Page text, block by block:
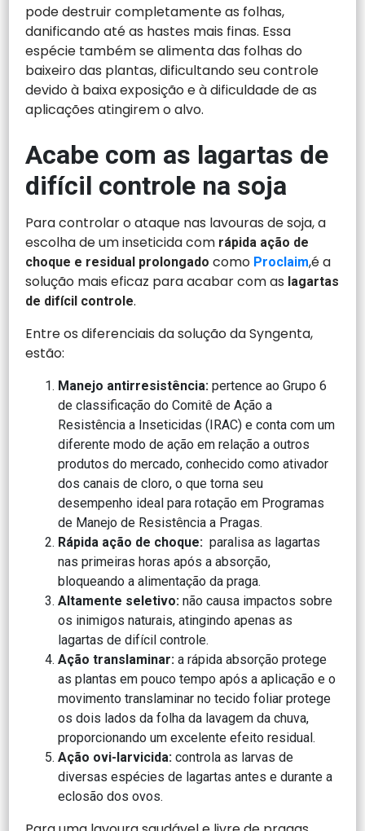
pode destruir completamente as folhas,
danificando até as hastes mais finas. Essa
espécie também se alimenta das folhas do
baixeiro das plantas, dificultando seu controle
devido à baixa exposição e à dificuldade de as
aplicações atingirem o alvo.
Acabe com as lagartas de
difícil controle na soja
Para controlar o ataque nas lavouras de soja, a
escolha de um inseticida com rápida ação de
choque e residual prolongadocomo Proclaim,é a
solução mais eficaz para acabar com as lagartas
de difícil controle.
Entre os diferenciais da solução da Syngenta,
estão:
Manejo antirresistência:pertence ao Grupo 6
de classificação do Comitê de Ação a
Resistência a Inseticidas (IRAC) e conta com um
diferente modo de ação em relação a outros
produtos do mercado, conhecido como ativador
dos canais de cloro, o que torna seu
desempenho ideal para rotação em Programas
de Manejo de Resistência a Pragas.
Rápida ação de choque: paralisa as lagartas
nas primeiras horas após a absorção,
bloqueando a alimentação da praga.
Altamente seletivo: não causa impactos sobre
os inimigos naturais, atingindo apenas as
lagartas de difícil controle.
Ação translaminar: a rápida absorção protege
as plantas em pouco tempo após a aplicação e o
movimento translaminar no tecido foliar protege
os dois lados da folha da lavagem da chuva,
proporcionando um excelente efeito residual.
Ação ovi-larvicida: controla as larvas de
diversas espécies de lagartas antes e durante a
eclosão dos ovos.